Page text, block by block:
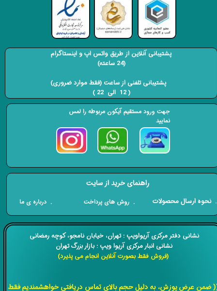
​​نشانی دفتر مرکزی آریواویپ : تهران، خیابان نامجو،کوچه رمضانی
نشانی انبار مرکزی آریوا ویپ : بازار بزرگ تهران
(فروش فقط بصورت آنلاین انجام می پذیرد)
ضمن عرض پوزش، به دلیل حجم بالای تماس دریافتی خواهشمندیم فقط
راهنمای خرید از سایت
​. نحوه ارسال محصولات . روش های پرداخت . درباره ی ما
پشتیبانی آنلاین از طریق واتس اپ و اینستاگرام
(24 ساعته)
​​​​​​​ پشتیبانی تلفنی از ساعت (فقط موارد ضروری)
( 12 الی 22 ) ​​​​​​​
جهت ورود مستقیم آیکون مربوطه را لمس
نمایید